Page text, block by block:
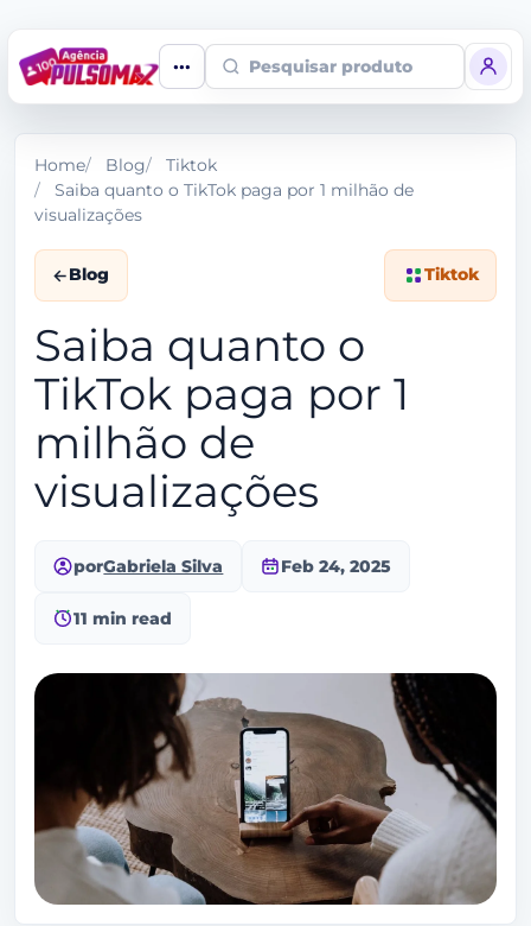
Pesquisar produto
Home Blog
Tiktok
Saiba quanto o TikTok paga por 1 milhão de
visualizações
Blog Tiktok
Saiba quanto o
TikTok paga por 1
milhão de
visualizações
porGabriela Silva Feb 24, 2025
11 min read